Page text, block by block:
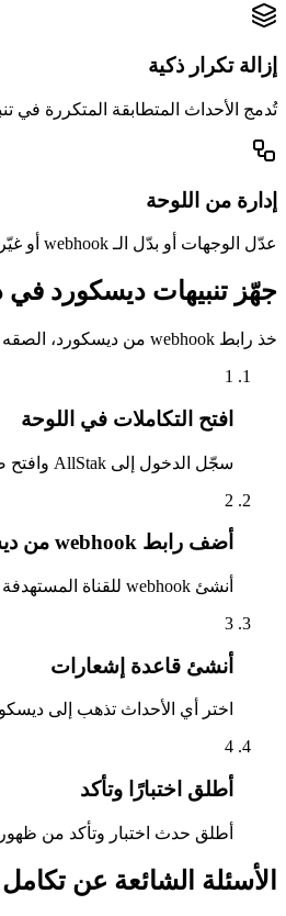
إزالة تكرار ذكية
تُدمج الأحداث المتطابقة المتكررة في
إدارة من اللوحة
عدّل الوجهات أو بدّل الـ webhook أو غيّر الأحداث الموجهة إلى ديسكورد من صفحة التكاملات — بلا إعادة نشر وبلا شيفرة.
جهّز تنبيهات ديسكورد في
خذ رابط webhook من ديسكورد، الصقه في AllStak، ووجّه أول أحداثك.
1
افتح التكاملات في اللوحة
سجّل الدخول إلى AllStak وافتح صفحة التكاملات حيث تُدار كل قنوات الإشعارات.
2
أضف رابط webhook من ديسكورد
أنشئ webhook للقناة المستهدفة من إعدادات سيرفر ديسكورد، ثم الصق رابطه في إعداد قناة ديسكورد داخل AllStak.
3
أنشئ قاعدة إشعارات
اختر أي الأحداث تذهب إلى
4
أطلق اختبارًا وتأكد
أطلق حدث اختبار وتأكد من
الأسئلة الشائعة عن